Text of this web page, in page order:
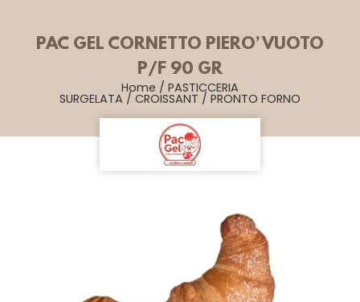
PAC GEL CORNETTO PIERO’ VUOTO
P/F 90 GR
Home / PASTICCERIA
SURGELATA / CROISSANT / PRONTO FORNO